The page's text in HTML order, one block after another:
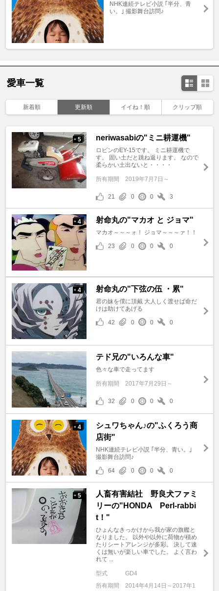
NHK連続テレビ小説 ｢半分、青
い。｣ 撮影舞台訪問♪
愛車一覧
新着順 更新順 イイね！順 クリップ順
+ 5 neriwasabiの"ミニ耕運機"
ロビンのEY-15です。 ミニ耕運機で
す。 固い土だと跳ね返ります。 なので
柔らかい土出ないと・・・・
所有期間 2019年7月7日～
21 0 0 3
+ 4 射命丸の"マカオ と ジョマ"
マカオ～～～ォ！ ジョマ～～～ァ！！
23
0 0 0
+ 4 射命丸の"下弦の伍 ・累"
君の妹を僕に頂戴 大人しく渡せば命だ
けは助けてあげる
42
0 0 0
テド兄の"いろんな車"
色々な車で走ってます
所有期間 2017年7月29日～
32 0 0 0
+ 4
シュワちゃん♪の"ふくろう商
店街"
NHK連続テレビ小説 ｢半分、青い。｣
撮影舞台訪問♪
64
0 0 0
+ 5
人畜有害結社 野良犬ファミ
リーの"HONDA Perl-rabbi
t！"
ひょんなきっかけから我が家の旗艦と
なりました。 以外や以外に荷物が積め
たりシートアレンジが多彩。 決して速
くは無いが楽しい車でした。 よく言わ
れて ...
型式
GD4
所有期間
2014年4月14日～2017年1